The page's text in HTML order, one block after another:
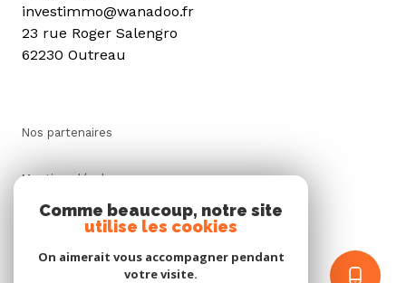
investimmo@wanadoo.fr
23 rue Roger Salengro
62230 Outreau
Nos partenaires
Mentions légales
Comme beaucoup, notre site
utilise les cookies
On aimerait vous accompagner pendant
votre visite.